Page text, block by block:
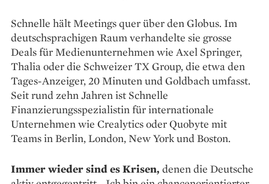
Schnelle hält Meetings quer über den Globus. Im
deutsch­sprachigen Raum verhandelte sie grosse
Deals für Medienunternehmen wie Axel Springer,
Thalia oder die Schweizer TX Group, die etwa den
Tages-­Anzeiger, 20 Minuten und Goldbach umfasst.
Seit rund zehn Jahren ist Schnelle
Finanzierungsspezialistin für internationale
Unternehmen wie Crealytics oder Quobyte mit
Teams in Berlin, Lon­don, New York und Boston.
Immer wieder sind es Krisen, de­nen die Deutsche